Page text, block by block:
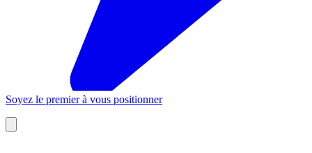
Soyez le premier à vous positionner